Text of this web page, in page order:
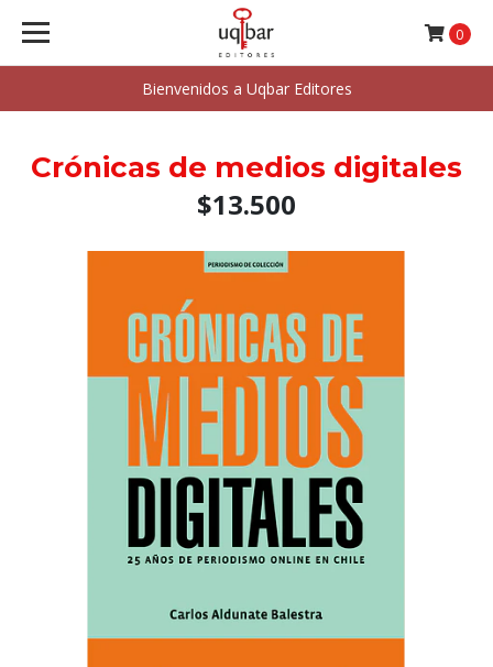
Bienvenidos a Uqbar Editores
0
Crónicas de medios digitales
$13.500